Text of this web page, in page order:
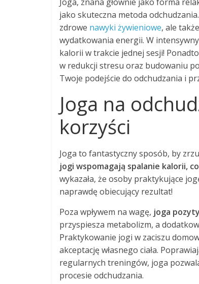
jako skuteczna metoda
zdrowe nawyki żywieniowe, ale
wydatkowania energii. W
kalorii w trakcie jednej sesji!
w redukcji stresu oraz budowaniu
Twoje podejście do odchudzania i
Joga na
korzyści
Joga to fantastyczny sposób, by
jogi wspomagają spalanie kalorii,
wykazała, że osoby praktykujące
naprawdę obiecujący rezultat!
Poza wpływem na wagę, joga
przyspiesza metabolizm, a
Praktykowanie jogi w zaciszu
akceptację własnego ciała.
regularnych treningów, joga
procesie odchudzania.